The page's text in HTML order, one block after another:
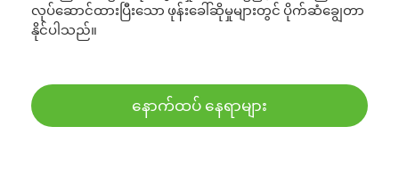
လုပ်ဆောင်ထားပြီးသော ဖုန်းခေါ်ဆိုမှုများတွင် ပိုက်ဆံချွေတာ
နိုင်ပါသည်။
နောက်ထပ် နေရာများ